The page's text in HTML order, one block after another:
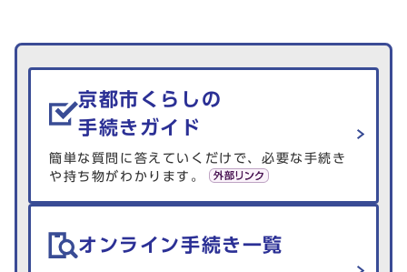
生活情報を探す
京都市くらしの
手続きガイド
簡単な質問に答えていくだけで、必要な手続き
や持ち物がわかります。
オンライン手続き一覧